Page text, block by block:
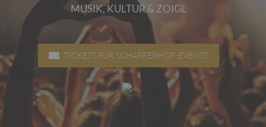
MUSIK, KULTUR & ZOIGL
TICKETS FÜR SCHAFFERHOF-EVENTS
Mitglied im KultNet